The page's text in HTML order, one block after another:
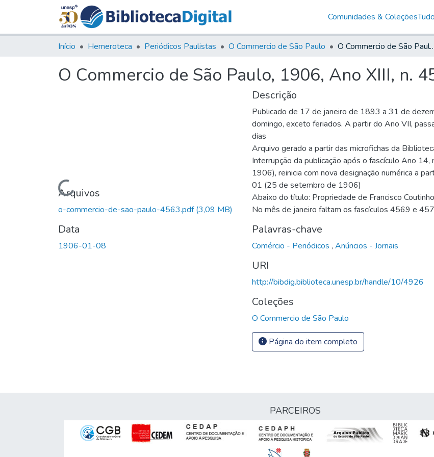
Comunidades & Coleções
Início Hemeroteca Periódicos Paulistas O Commercio de São Paulo O Commercio de São
O Commercio de São Paulo, 1906, Ano XIII, n.
Carregando...
Arquivos
o-commercio-de-sao-paulo-4563.pdf(3,09 MB)
Data
1906-01-08
Descrição
Publicado de 17 de janeiro de 1893 a 31 de
domingo, exceto feriados. A partir do Ano VII,
dias
Arquivo gerado a partir das microfichas da
Interrupção da publicação após o fascículo Ano
1906), reinicia com nova designação numérica a
01 (25 de setembro de 1906)
Abaixo do título: Propriedade de Francisco Coutinho
No mês de janeiro faltam os fascículos 4569 e
Palavras-chave
Comércio - Periódicos , Anúncios - Jornais
URI
http://bibdig.biblioteca.unesp.br/handle/10/4926
Coleções
O Commercio de São Paulo
Página do item completo
PARCEIROS